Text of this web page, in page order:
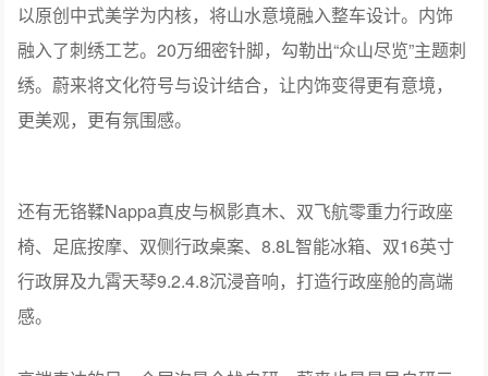
以原创中式美学为内核，将山水意境融入整车设计。内饰
融入了刺绣工艺。20万细密针脚，勾勒出“众山尽览”主题刺
绣。蔚来将文化符号与设计结合，让内饰变得更有意境，
更美观，更有氛围感。